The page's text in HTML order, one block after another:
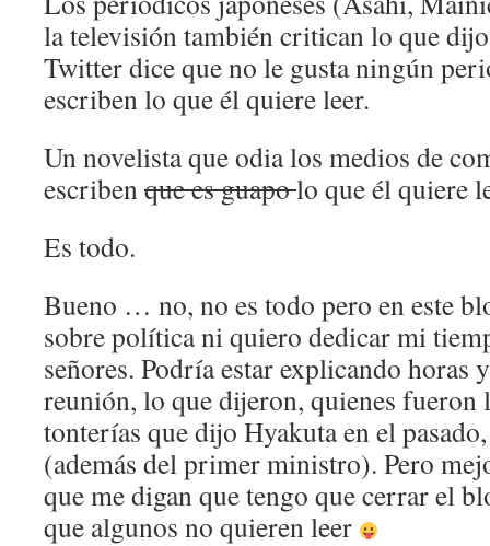
la televisión también critican lo que
Twitter dice que no le gusta ningún
escriben lo que él quiere leer.
Un novelista que odia los medios de
escribenque es guapolo que él quiere
Es todo.
Bueno … no, no es todo pero en este
sobre política ni quiero dedicar mi
señores. Podría estar explicando horas
reunión, lo que dijeron, quienes fueron
tonterías que dijo Hyakuta en el
(además del primer ministro). Pero
que me digan que tengo que cerrar el
que algunos no quieren leer